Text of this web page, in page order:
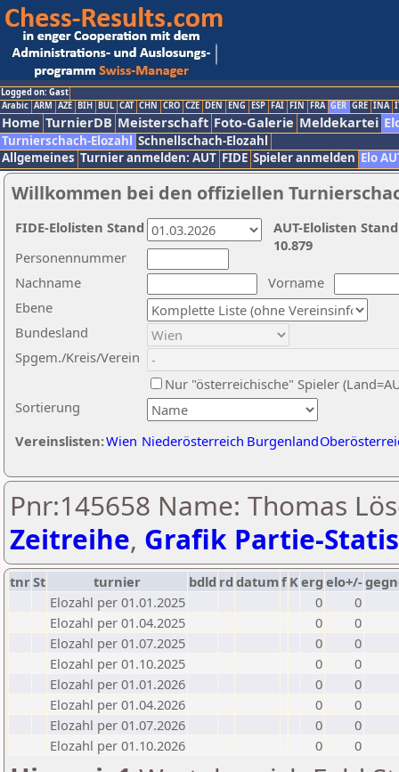
Logged on: Gast
Arabic ARM AZE BIH BUL CAT CHN CRO CZE DEN ENG ESP FAI FIN FRA GER GRE INA
Home TurnierDB Meisterschaft Foto-Galerie Meldekartei
Turnierschach-Elozahl Schnellschach-Elozahl
Allgemeines Turnier anmelden: AUT FIDE Spieler anmelden Elo
Willkommen bei den offiziellen
Nachname
Vorname
Ebene
Sortierung
Personennummer
Bundesland
Spgem./Kreis/Verein
Nur "österreichische" Spieler
Vereinslisten:Wien Niederösterreich Burgenland
AUT-Elolisten
10.879
FIDE-Elolisten Stand
Pnr:145658 Name: Thomas
Zeitreihe, Grafik Partie-
tnrSt turnier bdld rd datumf Kerg elo+/-
Elozahl per 01.01.2025
0
0
Elozahl per 01.04.2025
0
0
Elozahl per 01.07.2025
0
0
Elozahl per 01.10.2025
0
0
Elozahl per 01.01.2026
0
0
Elozahl per 01.04.2026
0
0
Elozahl per 01.07.2026
0
0
Elozahl per 01.10.2026
0 0